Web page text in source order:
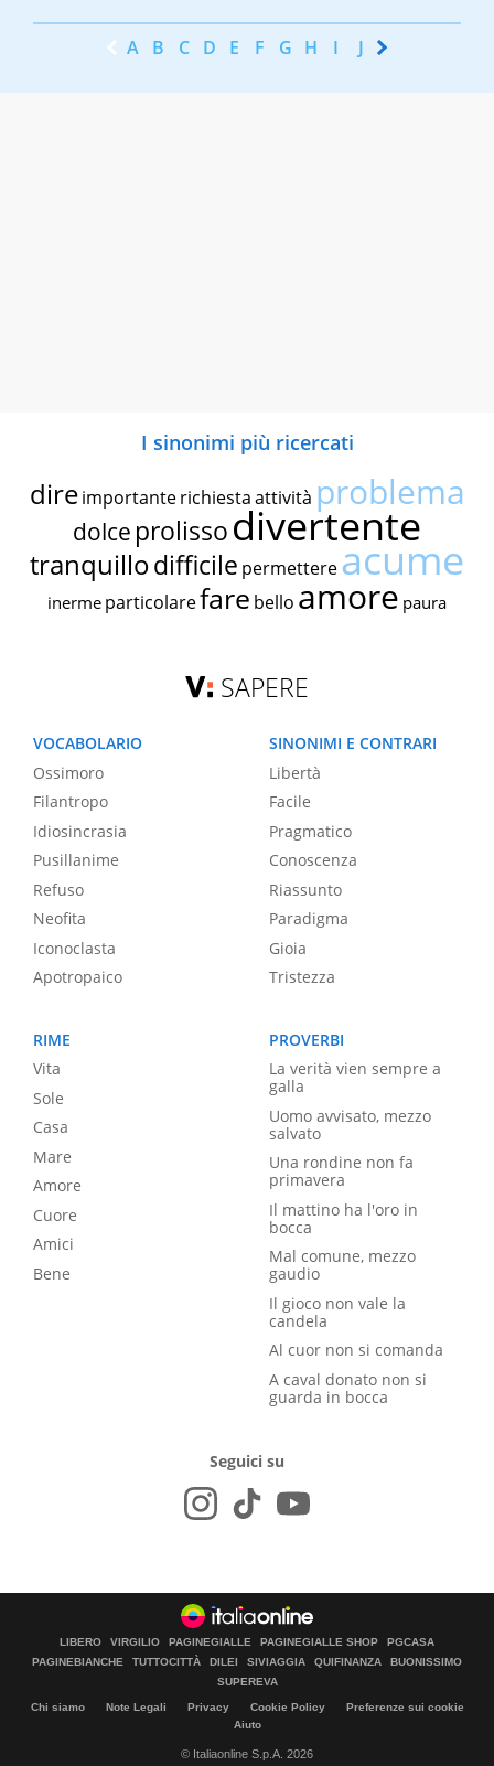
A B C D E F G H I J K
I sinonimi più ricercati
dire importante richiestaattività problema
dolce prolissodivertente
tranquillodifficile permettereacume
inerme particolarefare bello amore paura
SAPERE
VOCABOLARIO
Ossimoro
Filantropo
Idiosincrasia
Pusillanime
Refuso
Neofita
Iconoclasta
Apotropaico
SINONIMI E CONTRARI
Libertà
Facile
Pragmatico
Conoscenza
Riassunto
Paradigma
Gioia
Tristezza
RIME
Vita
Sole
Casa
Mare
Amore
Cuore
Amici
Bene
PROVERBI
La verità vien sempre a
galla
Uomo avvisato, mezzo
salvato
Una rondine non fa
primavera
Il mattino ha l'oro in
bocca
Mal comune, mezzo
gaudio
Il gioco non vale la
candela
Al cuor non si comanda
A caval donato non si
guarda in bocca
Seguici su
LIBERO VIRGILIO PAGINEGIALLE PAGINEGIALLE SHOP
PGCASA
PAGINEBIANCHE
TUTTOCITTÀ DILEI SIVIAGGIA QUIFINANZA
BUONISSIMO
SUPEREVA
Chi siamo Note Legali Privacy Cookie Policy
Preferenze sui cookie
Aiuto
© Italiaonline S.p.A. 2026